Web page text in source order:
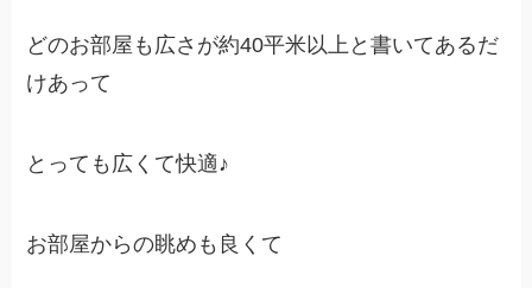
どのお部屋も広さが約40平米以上と書いてあるだ
けあって
とっても広くて快適♪
お部屋からの眺めも良くて